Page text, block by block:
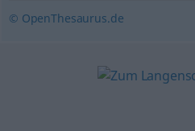
© OpenThesaurus.de